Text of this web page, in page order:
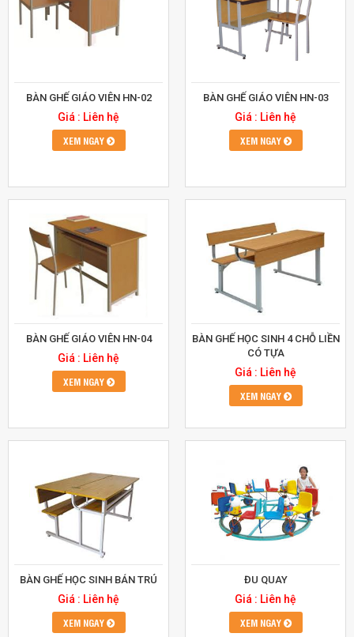
BÀN GHẾ GIÁO VIÊN HN-02
Giá : Liên hệ
XEM NGAY
BÀN GHẾ GIÁO VIÊN HN-03
Giá : Liên hệ
XEM NGAY
BÀN GHẾ GIÁO VIÊN HN-04
Giá : Liên hệ
XEM NGAY
BÀN GHẾ HỌC SINH 4 CHỖ LIỀN
CÓ TỰA
Giá : Liên hệ
XEM NGAY
BÀN GHẾ HỌC SINH BÁN TRÚ
Giá : Liên hệ
XEM NGAY
ĐU QUAY
Giá : Liên hệ
XEM NGAY